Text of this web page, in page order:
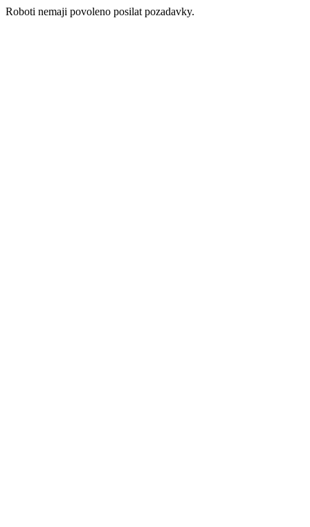
Roboti nemaji povoleno posilat pozadavky.